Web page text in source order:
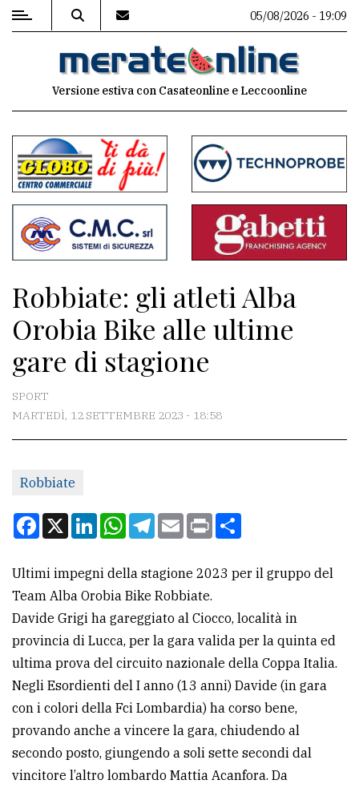
MENU
commenti
Contenuti
del
sito
Associazioni
Meteo
CONTATTI
Scrivici
Per
la
pubblicità
CERCA
Cerca
per
comune
Ricerca
avanzata
05/08/2026 - 19:09
Versione estiva con Casateonline e Leccoonline
Robbiate: gli atleti Alba
Orobia Bike alle ultime
gare di stagione
SPORT
MARTEDÌ, 12 SETTEMBRE 2023 - 18:58
Robbiate
Facebook
X LinkedInWhatsApp
Telegram
EmailPrint
Ultimi impegni della stagione 2023 per il gruppo del
Team Alba Orobia Bike Robbiate.
Davide Grigi ha gareggiato al Ciocco, località in
provincia di Lucca, per la gara valida per la quinta ed
ultima prova del circuito nazionale della Coppa Italia.
Negli Esordienti del I anno (13 anni) Davide (in gara
con i colori della Fci Lombardia) ha corso bene,
provando anche a vincere la gara, chiudendo al
secondo posto, giungendo a soli sette secondi dal
vincitore l’altro lombardo Mattia Acanfora. Da